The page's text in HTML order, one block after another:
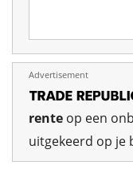
Advertisement
rente op een
uitgekeerd op je